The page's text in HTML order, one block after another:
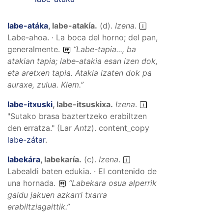
labe-atáka, labe-atakía. (d). Izena.
Labe-ahoa. · La boca del horno; del pan,
generalmente.
“Labe-tapia..., ba
atakian tapia; labe-atakia esan izen dok,
eta aretxen tapia. Atakia izaten dok pa
auraxe, zulua. Klem.”
labe-itxuski, labe-itsuskixa. Izena.
"Sutako brasa baztertzeko erabiltzen
den erratza." (Lar Antz). content_copy
labe-zátar.
labekára, labekaría. (c). Izena.
Labealdi baten edukia. · El contenido de
una hornada.
“Labekara osua alperrik
galdu jakuen azkarri txarra
erabiltziagaittik.”